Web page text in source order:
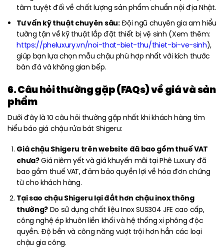
tâm tuyệt đối về chất lượng sản phẩm chuẩn nội địa Nhật.
Tư vấn kỹ thuật chuyên sâu:Đội ngũ chuyên gia am hiểu
tường tận về kỹ thuật lắp đặt thiết bị vệ sinh (Xem thêm:
https://pheluxury.vn/noi-that-biet-thu/thiet-bi-ve-sinh),
giúp bạn lựa chọn mẫu chậu phù hợp nhất với kích thước
bàn đá và không gian bếp.
6. Câu hỏi thường gặp (FAQs) về giá và sản
phẩm
Dưới đây là 10 câu hỏi thường gặp nhất khi khách hàng tìm
hiểu báo giá chậu rửa bát Shigeru:
Giá chậu Shigeru trên website đã bao gồm thuế VAT
chưa?Giá niêm yết và giá khuyến mãi tại Phê Luxury đã
bao gồm thuế VAT, đảm bảo quyền lợi về hóa đơn chứng
từ cho khách hàng.
Tại sao chậu Shigeru lại đắt hơn chậu inox thông
thường?Do sử dụng chất liệu Inox SUS304 JFE cao cấp,
công nghệ ép khuôn liền khối và hệ thống xi phông độc
quyền. Độ bền và công năng vượt trội hơn hẳn các loại
chậu gia công.